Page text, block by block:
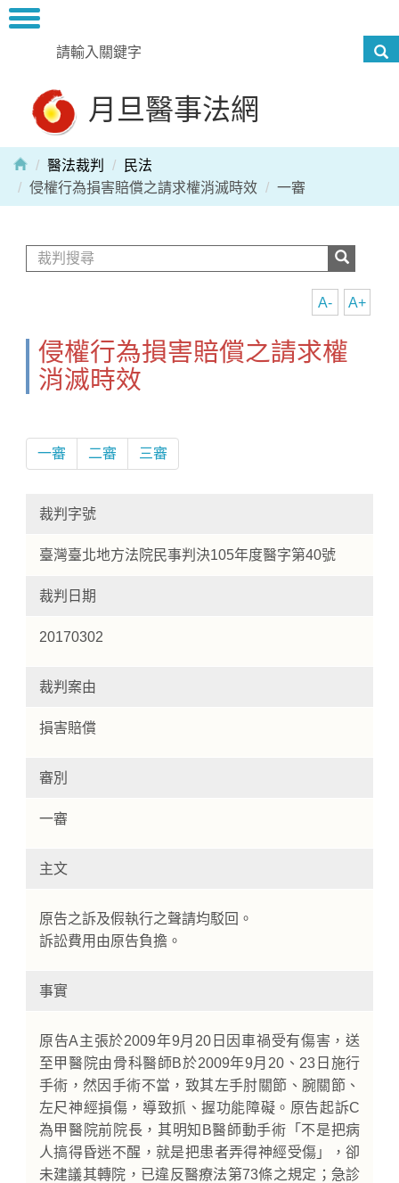
Toggle
navigation
月旦醫事法網
Home
醫法裁判
民法
侵權行為損害賠償之請求權消滅時效
一審
A+
A-
侵權行為損害賠償之請求權
消滅時效
一審 二審 三審
裁判字號
臺灣臺北地方法院民事判決105年度醫字第40號
裁判日期
20170302
裁判案由
損害賠償
審別
一審
主文
原告之訴及假執行之聲請均駁回。
訴訟費用由原告負擔。
事實
原告A主張於2009年9月20日因車禍受有傷害，送
至甲醫院由骨科醫師B於2009年9月20、23日施行
手術，然因手術不當，致其左手肘關節、腕關節、
左尺神經損傷，導致抓、握功能障礙。原告起訴C
為甲醫院前院長，其明知B醫師動手術「不是把病
人搞得昏迷不醒，就是把患者弄得神經受傷」，卻
未建議其轉院，已違反醫療法第73條之規定；急診